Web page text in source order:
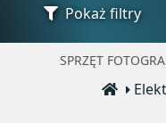
Pokaż filtry
SPRZĘT